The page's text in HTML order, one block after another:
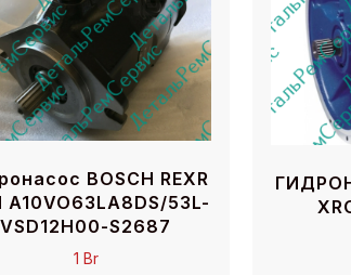
BOSCH REXR
A10VO63LA8DS/53L-
VSD12H00-S2687
1 Br